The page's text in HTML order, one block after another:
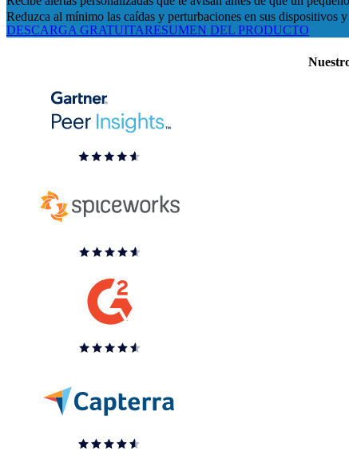
Reduzca al mínimo las caídas y perturbaciones en sus dispositivos
DESCARGA GRATUITARESUMEN DEL PRODUCTO